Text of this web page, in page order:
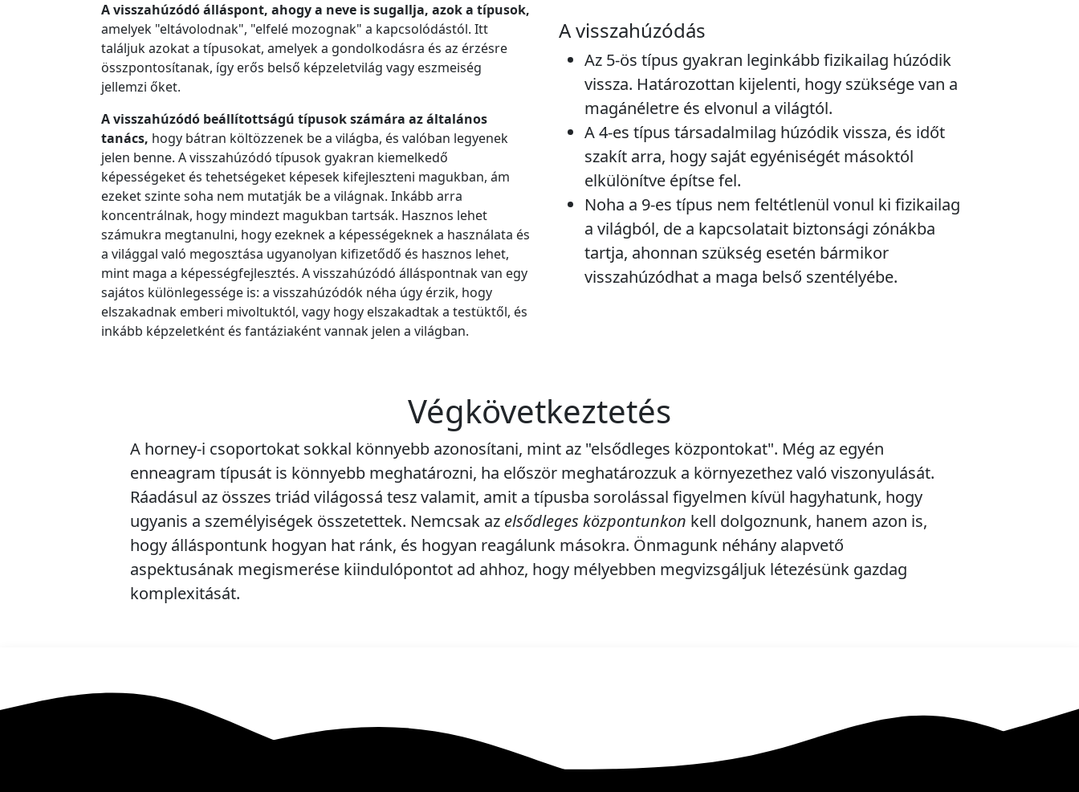
A visszahúzódó álláspont, ahogy a neve is sugallja, azok a típusok,
amelyek "eltávolodnak", "elfelé mozognak" a kapcsolódástól. Itt
találjuk azokat a típusokat, amelyek a gondolkodásra és az érzésre
összpontosítanak, így erős belső képzeletvilág vagy eszmeiség
jellemzi őket.
A visszahúzódó beállítottságú típusok számára az általános
tanács, hogy bátran költözzenek be a világba, és valóban legyenek
jelen benne. A visszahúzódó típusok gyakran kiemelkedő
képességeket és tehetségeket képesek kifejleszteni magukban, ám
ezeket szinte soha nem mutatják be a világnak. Inkább arra
koncentrálnak, hogy mindezt magukban tartsák. Hasznos lehet
számukra megtanulni, hogy ezeknek a képességeknek a használata és
a világgal való megosztása ugyanolyan kifizetődő és hasznos lehet,
mint maga a képességfejlesztés. A visszahúzódó álláspontnak van egy
sajátos különlegessége is: a visszahúzódók néha úgy érzik, hogy
elszakadnak emberi mivoltuktól, vagy hogy elszakadtak a testüktől, és
inkább képzeletként és fantáziaként vannak jelen a világban.
A visszahúzódás
Az 5-ös típus gyakran leginkább fizikailag húzódik
vissza. Határozottan kijelenti, hogy szüksége van a
magánéletre és elvonul a világtól.
A 4-es típus társadalmilag húzódik vissza, és időt
szakít arra, hogy saját egyéniségét másoktól
elkülönítve építse fel.
Noha a 9-es típus nem feltétlenül vonul ki fizikailag
a világból, de a kapcsolatait biztonsági zónákba
tartja, ahonnan szükség esetén bármikor
visszahúzódhat a maga belső szentélyébe.
Végkövetkeztetés
A horney-i csoportokat sokkal könnyebb azonosítani, mint az "elsődleges központokat". Még az egyén
enneagram típusát is könnyebb meghatározni, ha először meghatározzuk a környezethez való viszonyulását.
Ráadásul az összes triád világossá tesz valamit, amit a típusba sorolással figyelmen kívül hagyhatunk, hogy
ugyanis a személyiségek összetettek. Nemcsak az elsődleges központunkon kell dolgoznunk, hanem azon is,
hogy álláspontunk hogyan hat ránk, és hogyan reagálunk másokra. Önmagunk néhány alapvető
aspektusának megismerése kiindulópontot ad ahhoz, hogy mélyebben megvizsgáljuk létezésünk gazdag
komplexitását.